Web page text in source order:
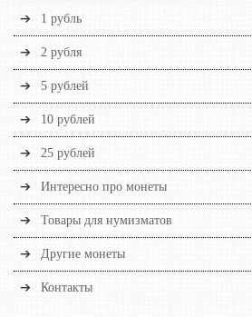
1 рубль
2 рубля
5 рублей
10 рублей
25 рублей
Интересно про монеты
Товары для нумизматов
Другие монеты
Контакты